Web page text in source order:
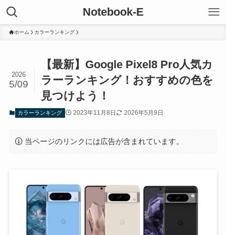
Notebook-E
ホーム カラーランキング
【最新】Google Pixel8 Pro人気カ
ラーランキング！おすすめの色を
見つけよう！
2026
5/09
カラーランキング 2023年11月8日 2026年5月9日
当ページのリンクには広告が含まれています。